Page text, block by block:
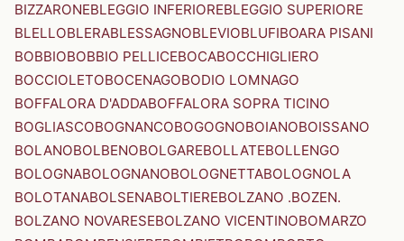
BIZZARONEBLEGGIO INFERIOREBLEGGIO SUPERIORE
BLELLOBLERABLESSAGNOBLEVIOBLUFIBOARA PISANI
BOBBIOBOBBIO PELLICEBOCABOCCHIGLIERO
BOCCIOLETOBOCENAGOBODIO LOMNAGO
BOFFALORA D'ADDABOFFALORA SOPRA TICINO
BOGLIASCOBOGNANCOBOGOGNOBOIANOBOISSANO
BOLANOBOLBENOBOLGAREBOLLATEBOLLENGO
BOLOGNABOLOGNANOBOLOGNETTABOLOGNOLA
BOLOTANABOLSENABOLTIEREBOLZANO .BOZEN.
BOLZANO NOVARESEBOLZANO VICENTINOBOMARZO